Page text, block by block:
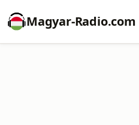
Magyar-Radio.com